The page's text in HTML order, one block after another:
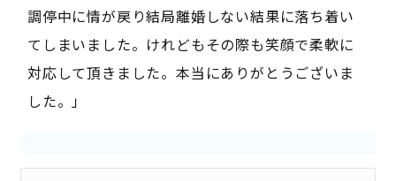
調停中に情が戻り結局離婚しない結果に落ち着い
てしまいました。けれどもその際も笑顔で柔軟に
対応して頂きました。本当にありがとうございま
した。」